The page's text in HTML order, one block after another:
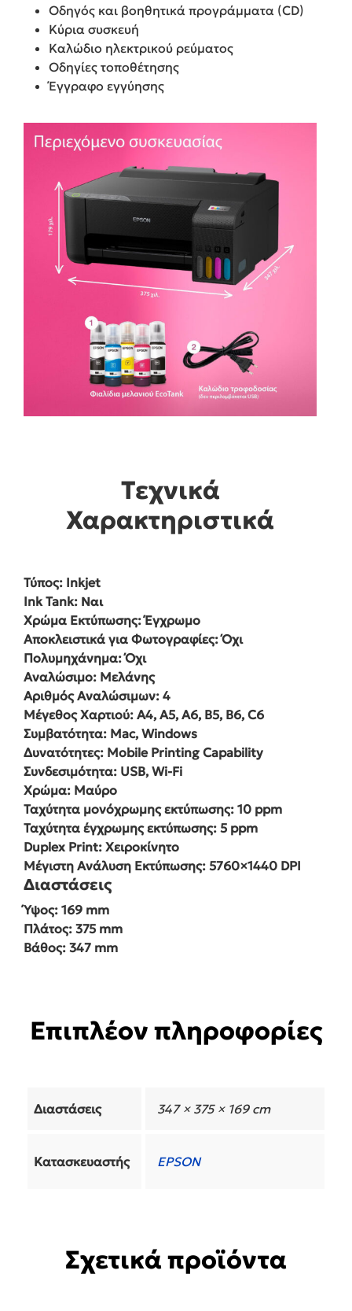
Οδηγός και βοηθητικά προγράμματα (CD)
Κύρια συσκευή
Καλώδιο ηλεκτρικού ρεύματος
Οδηγίες τοποθέτησης
Έγγραφο εγγύησης
Τεχνικά
Χαρακτηριστικά
Τύπος: Inkjet
Ink Tank: Ναι
Χρώμα Εκτύπωσης: Έγχρωμο
Αποκλειστικά για Φωτογραφίες: Όχι
Πολυμηχάνημα: Όχι
Αναλώσιμο: Μελάνης
Αριθμός Αναλώσιμων: 4
Μέγεθος Χαρτιού: A4, A5, A6, B5, B6, C6
Συμβατότητα: Mac, Windows
Δυνατότητες: Mobile Printing Capability
Συνδεσιμότητα: USB, Wi-Fi
Χρώμα: Μαύρο
Ταχύτητα μονόχρωμης εκτύπωσης: 10 ppm
Ταχύτητα έγχρωμης εκτύπωσης: 5 ppm
Duplex Print: Χειροκίνητο
Μέγιστη Ανάλυση Εκτύπωσης: 5760×1440 DPI
Διαστάσεις
Ύψος: 169 mm
Πλάτος: 375 mm
Βάθος: 347 mm
Επιπλέον πληροφορίες
Διαστάσεις 347 × 375 × 169 cm
Κατασκευαστής EPSON
Σχετικά προϊόντα